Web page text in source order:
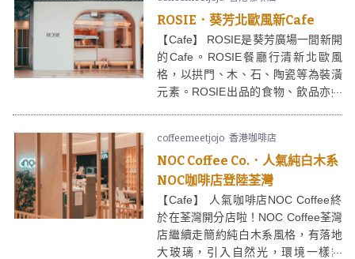
Harbour View」，靚景配佳餚真的一
流！
ROSIE．葵芳北歐風新Cafe
【Cafe】 ROSIE是葵芳廣場一間新開
的Cafe。ROSIE餐廳行清新北歐風
格，以拱門、木、石、陶瓷等為裝潢
元素。ROSIE出品的食物、飲品亦好
coffeemeetjojo 香港咖啡店
NOC Coffee Co.．人氣純白木系
NOC咖啡店登陸荃灣
【Cafe】 人氣咖啡店NOC Coffee終
於在荃灣開分店啦！NOC Coffee荃灣
店繼續走簡約純白木系風格，有落地
大玻璃，引入自然光，環境一樣舒